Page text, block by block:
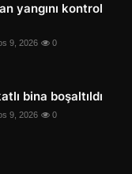
yangını kontrol
9, 2026 0
bina boşaltıldı
9, 2026 0